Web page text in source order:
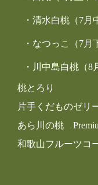
清水白桃（7月
なつっこ（7月
川中島白桃（8
桃とろり
片手くだものゼリ
あら川の桃
和歌山フルーツ